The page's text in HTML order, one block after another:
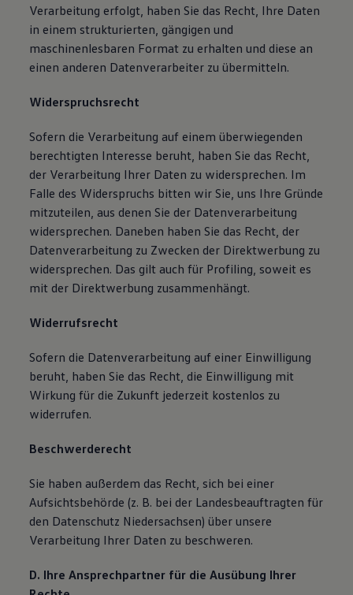
Verarbeitung erfolgt, haben Sie das Recht, Ihre Daten
in einem strukturierten, gängigen und
maschinenlesbaren Format zu erhalten und diese an
einen anderen Datenverarbeiter zu übermitteln.
Widerspruchsrecht
Sofern die Verarbeitung auf einem überwiegenden
berechtigten Interesse beruht, haben Sie das Recht,
der Verarbeitung Ihrer Daten zu widersprechen. Im
Falle des Widerspruchs bitten wir Sie, uns Ihre Gründe
mitzuteilen, aus denen Sie der Datenverarbeitung
widersprechen. Daneben haben Sie das Recht, der
Datenverarbeitung zu Zwecken der Direktwerbung zu
widersprechen. Das gilt auch für Profiling, soweit es
mit der Direktwerbung zusammenhängt.
Widerrufsrecht
Sofern die Datenverarbeitung auf einer Einwilligung
beruht, haben Sie das Recht, die Einwilligung mit
Wirkung für die Zukunft jederzeit kostenlos zu
widerrufen.
Beschwerderecht
Sie haben außerdem das Recht, sich bei einer
Aufsichtsbehörde (z. B. bei der Landesbeauftragten für
den Datenschutz Niedersachsen) über unsere
Verarbeitung Ihrer Daten zu beschweren.
D. Ihre Ansprechpartner für die Ausübung Ihrer